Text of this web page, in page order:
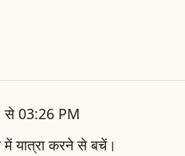
से 03:26 PM
में यात्रा करने से बचें।